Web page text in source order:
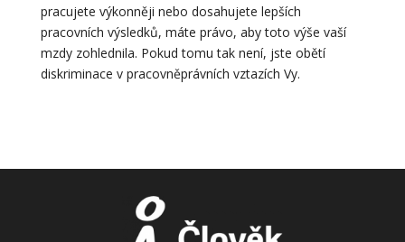
pracujete výkonněji nebo dosahujete lepších
pracovních výsledků, máte právo, aby toto výše vaší
mzdy zohlednila. Pokud tomu tak není, jste obětí
diskriminace v pracovněprávních vztazích Vy.